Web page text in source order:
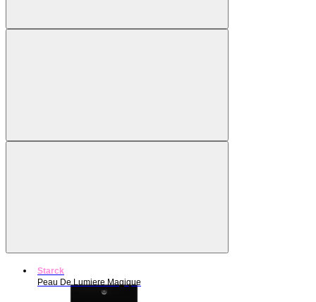
Starck
Peau De Lumiere Magique